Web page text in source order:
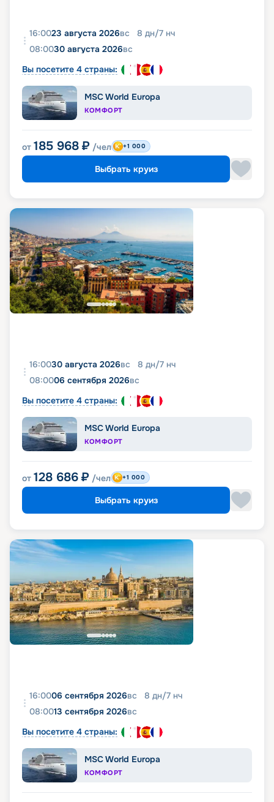
16:0023 августа 2026вс 8 дн/7 нч
08:0030 августа 2026вс
Вы посетите 4 страны:
MSC World Europa
КОМФОРТ
от 185 968 ₽ /чел +1 000
Выбрать круиз
16:0030 августа 2026вс 8 дн/7 нч
08:0006 сентября 2026вс
Вы посетите 4 страны:
MSC World Europa
КОМФОРТ
от 128 686 ₽ /чел +1 000
Выбрать круиз
16:0006 сентября 2026вс 8 дн/7 нч
08:0013 сентября 2026вс
Вы посетите 4 страны:
MSC World Europa
КОМФОРТ